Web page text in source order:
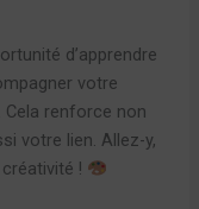
d’apprendre
votre
renforce non
votre lien. Allez-y,
!